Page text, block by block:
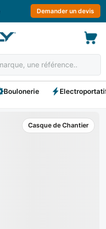
Demander un devis
Boulonerie
Casque de Chantier